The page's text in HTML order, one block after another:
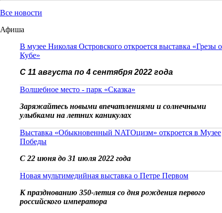
Все новости
Афиша
В музее Николая Островского откроется выставка «Грезы о
Кубе»
С 11 августа по 4 сентября 2022 года
Волшебное место - парк «Сказка»
Заряжайтесь новыми впечатлениями и солнечными
улыбками на летних каникулах
Выставка «Обыкновенный NATOцизм» откроется в Музее
Победы
С 22 июня до 31 июля 2022 года
Новая мультимедийная выставка о Петре Первом
К празднованию 350-летия со дня рождения первого
российского императора